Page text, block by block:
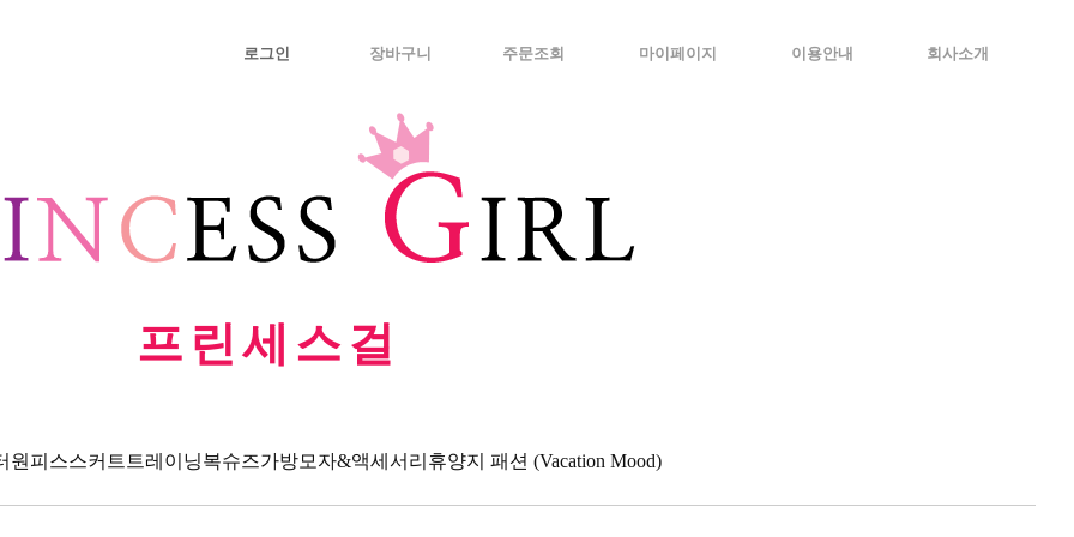
로그인 장바구니 주문조회 마이페이지 이용안내 회사소개
프린세스걸
원피스스커트 트레이닝복슈즈가방모자&액세서리 휴양지 패션 (Vacation Mood)